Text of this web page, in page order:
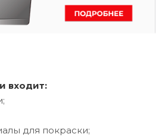
входит:
для покраски;